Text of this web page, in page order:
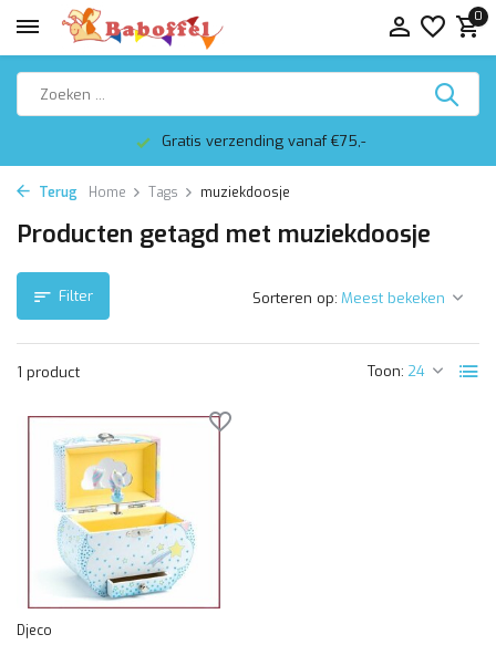
0
Gratis verzending vanaf €75,-
Terug Home Tags muziekdoosje
Producten getagd met muziekdoosje
Filter
1 product Toon:
Sorteren op:
Djeco